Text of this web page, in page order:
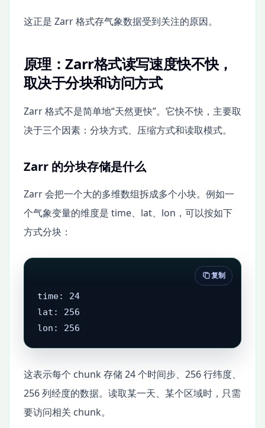
这正是 Zarr 格式存气象数据受到关注的原因。
原理：Zarr格式读写速度快不快，
取决于分块和访问方式
Zarr 格式不是简单地“天然更快”。它快不快，主要取
决于三个因素：分块方式、压缩方式和读取模式。
Zarr 的分块存储是什么
Zarr 会把一个大的多维数组拆成多个小块。例如一
个气象变量的维度是 time、lat、lon，可以按如下
方式分块：
time: 24
lat: 256
lon: 256
复制
这表示每个 chunk 存储 24 个时间步、256 行纬度、
256 列经度的数据。读取某一天、某个区域时，只需
要访问相关 chunk。